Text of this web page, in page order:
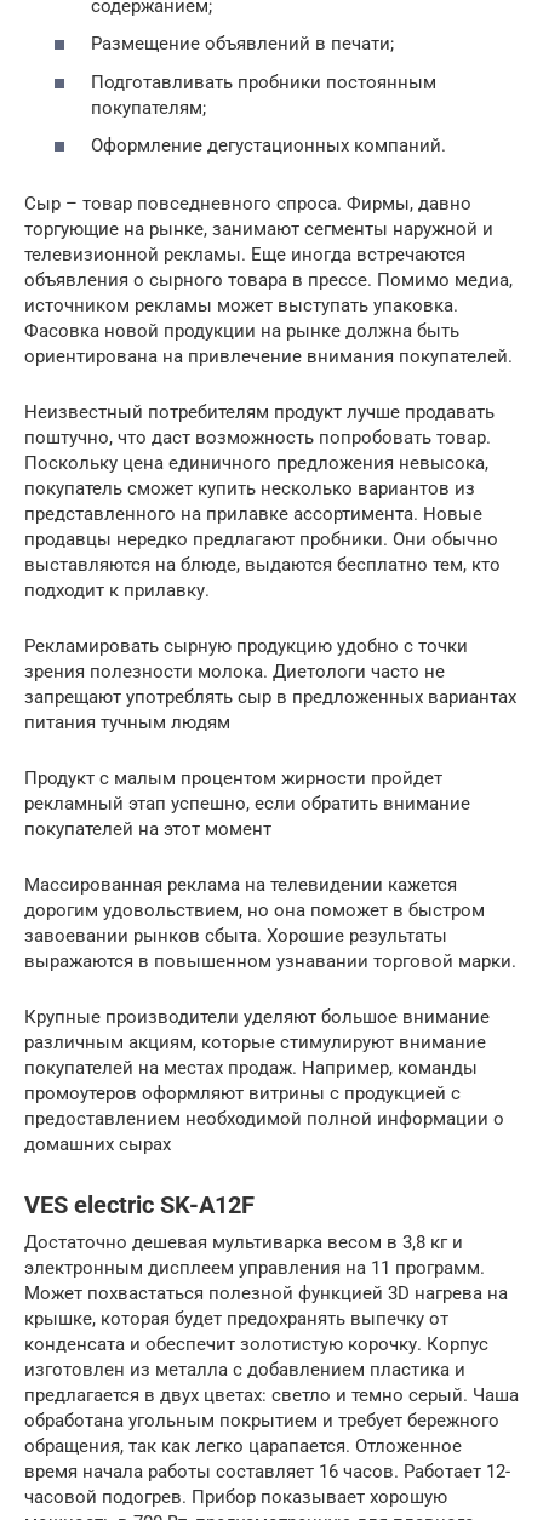
содержанием;
Размещение объявлений в печати;
Подготавливать пробники постоянным
покупателям;
Оформление дегустационных компаний.
Сыр – товар повседневного спроса. Фирмы, давно
торгующие на рынке, занимают сегменты наружной и
телевизионной рекламы. Еще иногда встречаются
объявления о сырного товара в прессе. Помимо медиа,
источником рекламы может выступать упаковка.
Фасовка новой продукции на рынке должна быть
ориентирована на привлечение внимания покупателей.
Неизвестный потребителям продукт лучше продавать
поштучно, что даст возможность попробовать товар.
Поскольку цена единичного предложения невысока,
покупатель сможет купить несколько вариантов из
представленного на прилавке ассортимента. Новые
продавцы нередко предлагают пробники. Они обычно
выставляются на блюде, выдаются бесплатно тем, кто
подходит к прилавку.
Рекламировать сырную продукцию удобно с точки
зрения полезности молока. Диетологи часто не
запрещают употреблять сыр в предложенных вариантах
питания тучным людям
Продукт с малым процентом жирности пройдет
рекламный этап успешно, если обратить внимание
покупателей на этот момент
Массированная реклама на телевидении кажется
дорогим удовольствием, но она поможет в быстром
завоевании рынков сбыта. Хорошие результаты
выражаются в повышенном узнавании торговой марки.
Крупные производители уделяют большое внимание
различным акциям, которые стимулируют внимание
покупателей на местах продаж. Например, команды
промоутеров оформляют витрины с продукцией с
предоставлением необходимой полной информации о
домашних сырах
VES electric SK-A12F
Достаточно дешевая мультиварка весом в 3,8 кг и
электронным дисплеем управления на 11 программ.
Может похвастаться полезной функцией 3D нагрева на
крышке, которая будет предохранять выпечку от
конденсата и обеспечит золотистую корочку. Корпус
изготовлен из металла с добавлением пластика и
предлагается в двух цветах: светло и темно серый. Чаша
обработана угольным покрытием и требует бережного
обращения, так как легко царапается. Отложенное
время начала работы составляет 16 часов. Работает 12-
часовой подогрев. Прибор показывает хорошую